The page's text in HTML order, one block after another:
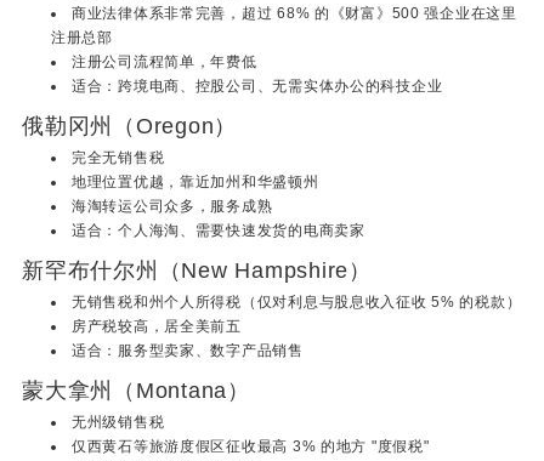
商业法律体系非常完善，超过 68% 的《财富》500 强企业在这里
注册总部
注册公司流程简单，年费低
适合：跨境电商、控股公司、无需实体办公的科技企业
俄勒冈州（Oregon）
完全无销售税
地理位置优越，靠近加州和华盛顿州
海淘转运公司众多，服务成熟
适合：个人海淘、需要快速发货的电商卖家
新罕布什尔州（New Hampshire）
无销售税和州个人所得税（仅对利息与股息收入征收 5% 的税款）
房产税较高，居全美前五
适合：服务型卖家、数字产品销售
蒙大拿州（Montana）
无州级销售税
仅西黄石等旅游度假区征收最高 3% 的地方 "度假税"